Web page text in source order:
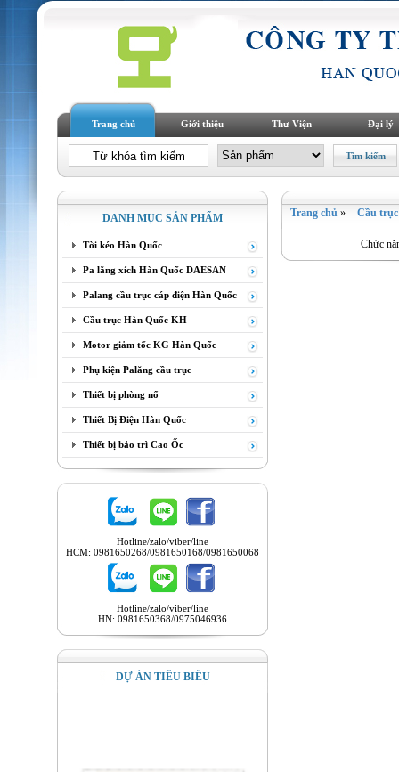
Trang chủ Giới thiệu Thư Viện Đại lý
DANH MỤC SẢN PHẨM
Tời kéo Hàn Quốc
Pa lăng xích Hàn Quốc DAESAN
Palang cầu trục cáp điện Hàn Quốc
Cầu trục Hàn Quốc KH
Motor giảm tốc KG Hàn Quốc
Phụ kiện Palăng cầu trục
Thiết bị phòng nổ
Thiết Bị Điện Hàn Quốc
Thiết bị bảo trì Cao Ốc
Hotline/zalo/viber/line
HCM: 0981650268/0981650168/0981650068
Hotline/zalo/viber/line
HN: 0981650368/0975046936
DỰ ÁN TIÊU BIỂU
Trang chủ » Cầu
Chức